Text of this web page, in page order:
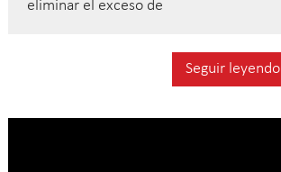
eliminar el exceso de
Seguir leyendo